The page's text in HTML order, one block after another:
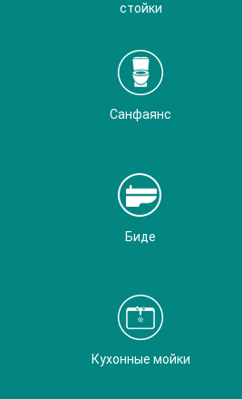
стойки
Санфаянс
Биде
Кухонные мойки